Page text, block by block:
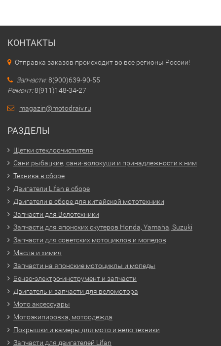
КОНТАКТЫ
Отправка заказов происходит во все регионы России!
Запчасти:8(900)639-90-55
Ремонт:8(911)148-34-27
magazin@motodraiv.ru
РАЗДЕЛЫ
Щетки стеклоочистителя
Сани рыбацкие, сани-волокуши и принадлежности к ним
Техника в сборе
Двигатели Lifan в сборе
Двигатели в сборе для китайской мототехники
Запчасти для Велотехники
Запчасти для японских скутеров Honda, Yamaha, Suzuki
Запчасти для советских мотоциклов и мопедов
Масла и химия
Запчасти на японские мотоциклы и мопеды
Бензо-электро-инструмент и запчасти
Двигатель и запчасти для веломотора
Мото аксессуары
Мотоэкипировка, мотоодежда
Покрышки и камеры для мото и вело техники
Запчасти для двигателей Lifan